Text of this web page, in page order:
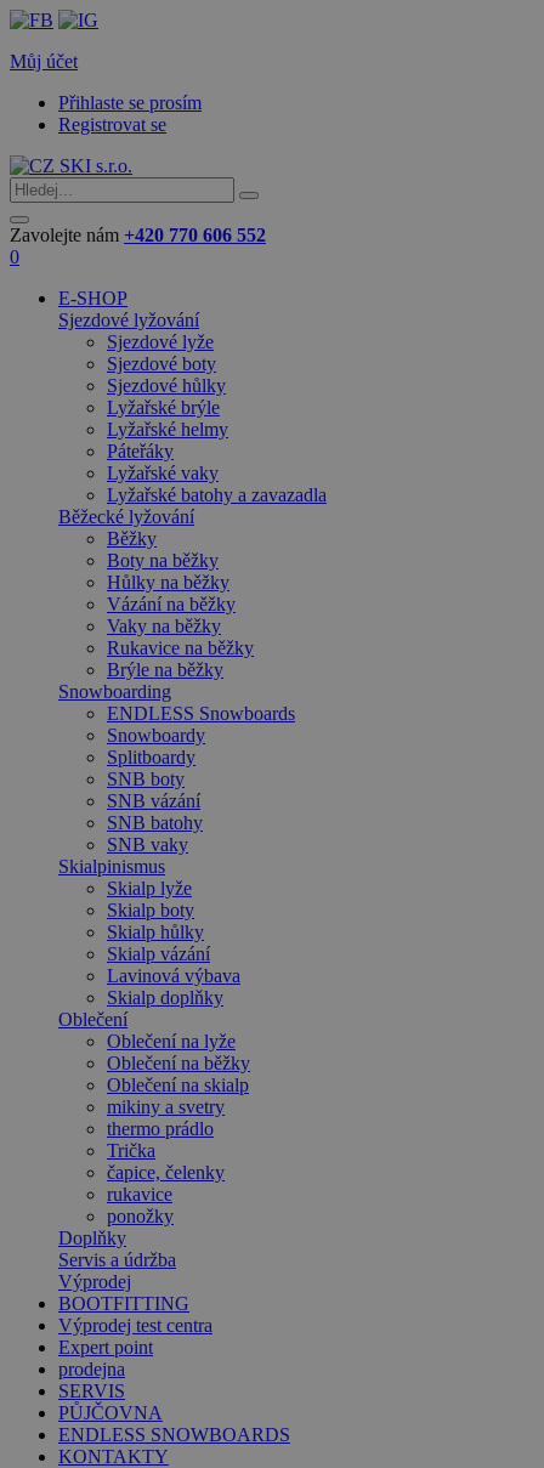
Můj účet
Přihlaste se prosím
Registrovat se
Zavolejte nám +420 770 606 552
0
E-SHOP
Sjezdové lyžování
Sjezdové lyže
Sjezdové boty
Sjezdové hůlky
Lyžařské brýle
Lyžařské helmy
Páteřáky
Lyžařské vaky
Lyžařské batohy a zavazadla
Běžecké lyžování
Běžky
Boty na běžky
Hůlky na běžky
Vázání na běžky
Vaky na běžky
Rukavice na běžky
Brýle na běžky
Snowboarding
ENDLESS Snowboards
Snowboardy
Splitboardy
SNB boty
SNB vázání
SNB batohy
SNB vaky
Skialpinismus
Skialp lyže
Skialp boty
Skialp hůlky
Skialp vázání
Lavinová výbava
Skialp doplňky
Oblečení
Oblečení na lyže
Oblečení na běžky
Oblečení na skialp
mikiny a svetry
thermo prádlo
Trička
čapice, čelenky
rukavice
ponožky
Doplňky
Servis a údržba
Výprodej
BOOTFITTING
Výprodej test centra
Expert point
prodejna
SERVIS
PŮJČOVNA
ENDLESS SNOWBOARDS
KONTAKTY